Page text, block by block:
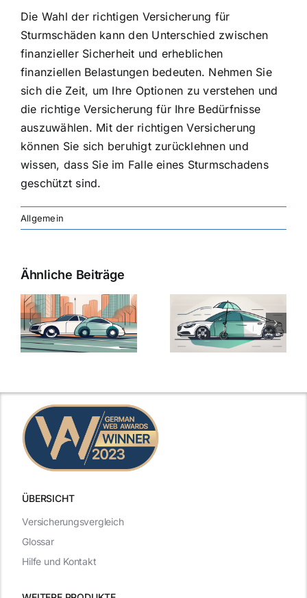
Die Wahl der richtigen Versicherung für
Sturmschäden kann den Unterschied zwischen
finanzieller Sicherheit und erheblichen
finanziellen Belastungen bedeuten. Nehmen Sie
sich die Zeit, um Ihre Optionen zu verstehen und
die richtige Versicherung für Ihre Bedürfnisse
auszuwählen. Mit der richtigen Versicherung
können Sie sich beruhigt zurücklehnen und
wissen, dass Sie im Falle eines Sturmschadens
geschützt sind.
Allgemein
Ähnliche Beiträge
ÜBERSICHT
Versicherungsvergleich
Glossar
Hilfe und Kontakt